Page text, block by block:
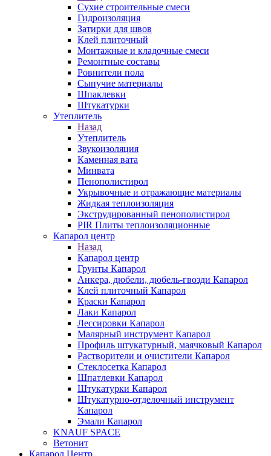
Сухие строительные смеси
Гидроизоляция
Затирки для швов
Клей плиточный
Монтажные и кладочные смеси
Ремонтные составы
Ровнители пола
Сыпучие материалы
Шпаклевки
Штукатурки
Утеплитель
Назад
Утеплитель
Звукоизоляция
Каменная вата
Минвата
Пенополистирол
Укрывочные и отражающие материалы
Жидкая теплоизоляция
Экструдированный пенополистирол
PIR Плиты теплоизоляционные
Капарол центр
Назад
Капарол центр
Грунты Капарол
Анкера, дюбели, дюбель-гвозди Капарол
Клей плиточный Капарол
Краски Капарол
Лаки Капарол
Лессировки Капарол
Малярный инструмент Капарол
Профиль штукатурный, маячковый Капарол
Растворители и очистители Капарол
Cтеклосетка Капарол
Шпатлевки Капарол
Штукатурки Капарол
Штукатурно-отделочный инструмент
Капарол
Эмали Капарол
KNAUF SPACE
Ветонит
Капарол Центр